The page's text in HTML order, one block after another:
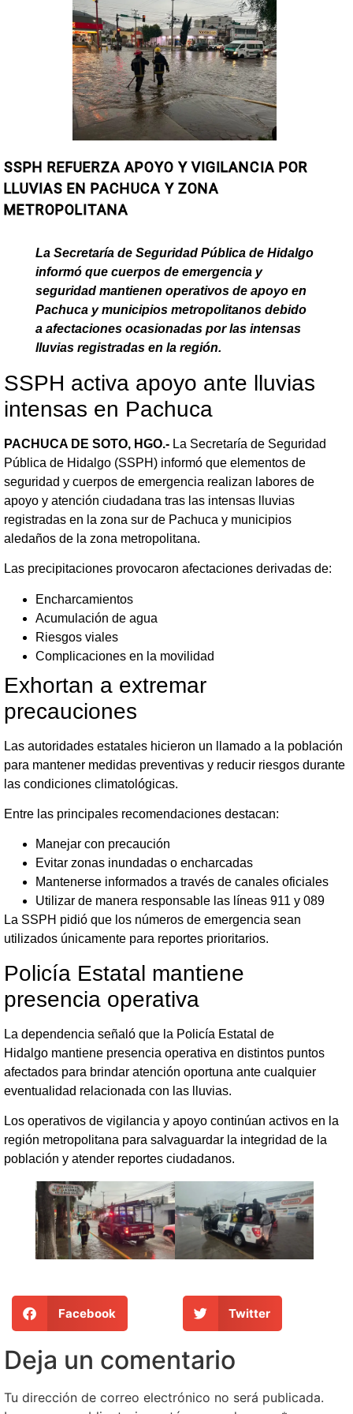
SSPH REFUERZA APOYO Y VIGILANCIA POR
LLUVIAS EN PACHUCA Y ZONA
METROPOLITANA
La Secretaría de Seguridad Pública de Hidalgo
informó que cuerpos de emergencia y
seguridad mantienen operativos de apoyo en
Pachuca y municipios metropolitanos debido
a afectaciones ocasionadas por las intensas
lluvias registradas en la región.
SSPH activa apoyo ante lluvias
intensas en Pachuca
PACHUCA DE SOTO, HGO.- La Secretaría de Seguridad
Pública de Hidalgo (SSPH) informó que elementos de
seguridad y cuerpos de emergencia realizan labores de
apoyo y atención ciudadana tras las intensas lluvias
registradas en la zona sur de Pachuca y municipios
aledaños de la zona metropolitana.
Las precipitaciones provocaron afectaciones derivadas de:
Encharcamientos
Acumulación de agua
Riesgos viales
Complicaciones en la movilidad
Exhortan a extremar
precauciones
Las autoridades estatales hicieron un llamado a la población
para mantener medidas preventivas y reducir riesgos durante
las condiciones climatológicas.
Entre las principales recomendaciones destacan:
Manejar con precaución
Evitar zonas inundadas o encharcadas
Mantenerse informados a través de canales oficiales
Utilizar de manera responsable las líneas 911 y 089
La SSPH pidió que los números de emergencia sean
utilizados únicamente para reportes prioritarios.
Policía Estatal mantiene
presencia operativa
La dependencia señaló que la Policía Estatal de
Hidalgo mantiene presencia operativa en distintos puntos
afectados para brindar atención oportuna ante cualquier
eventualidad relacionada con las lluvias.
Los operativos de vigilancia y apoyo continúan activos en la
región metropolitana para salvaguardar la integridad de la
población y atender reportes ciudadanos.
Facebook Twitter
Deja un comentario
Tu dirección de correo electrónico no será publicada.